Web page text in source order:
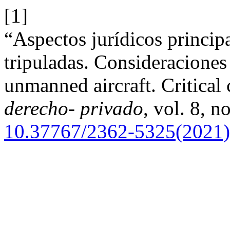
[1]
“Aspectos jurídicos
tripuladas.
unmanned aircraft. Critical
derecho- privado, vol. 8,
10.37767/2362-